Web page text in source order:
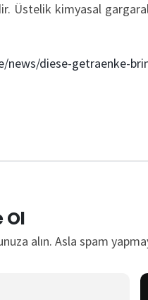
Üstelik kimyasal
diese-getraenke-
Ol
alın. Asla spam